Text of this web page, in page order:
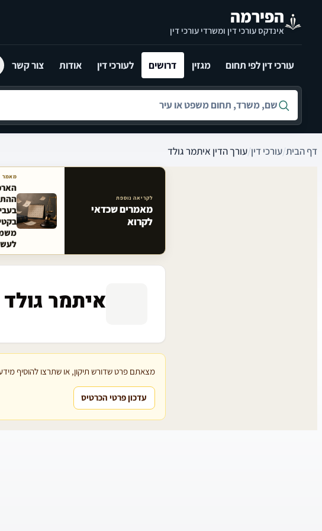
הפירמה
אינדקס עורכי דין ומשרדי עורכי דין
עורכי דין לפי תחום מגזין דרושים לעורכי דין אודות צור קשר
חיפוש לפי שם, משרד, תחום משפט או עיר
דף הבית/עורכי דין/עורך הדין איתמר גולד
מאמרים קשורים באתר
לקריאה נוספת
מאמרים שכדאי
לקרוא
מאמר
איתמר גולד
מצאתם פרט שדורש תיקון, או שתרצו להוסיף
עדכון פרטי הכרטיס